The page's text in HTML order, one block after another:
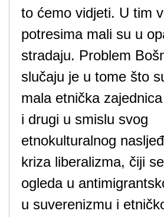
to ćemo vidjeti. U tim
potresima mali su u
stradaju. Problem
slučaju je u tome što
mala etnička
i drugi u smislu svog
etnokulturalnog
kriza liberalizma, čiji
ogleda u
u suverenizmu i